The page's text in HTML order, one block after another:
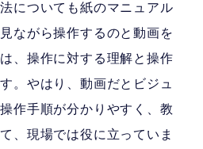
についても紙のマニュアル
ながら操作するのと動画を
、操作に対する理解と操作
。やはり、動画だとビジュ
作手順が分かりやすく、教
、現場では役に立っていま